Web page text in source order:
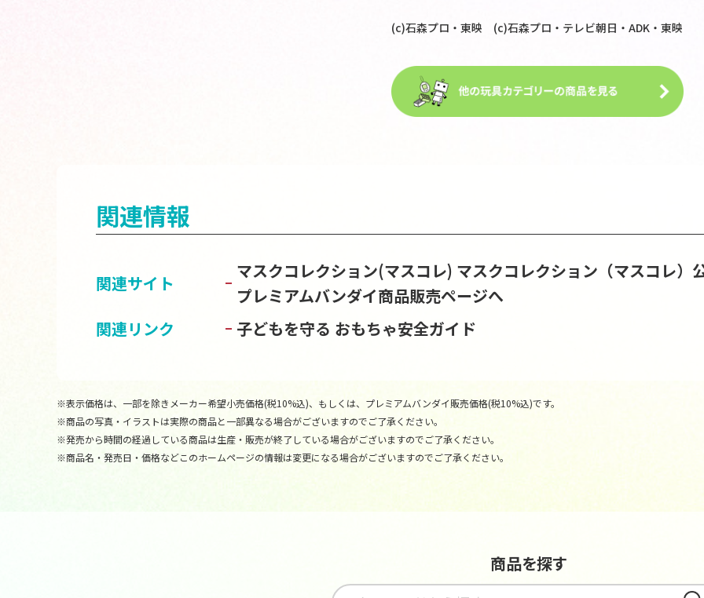
(c)石森プロ・東映 (c)石森プロ・テレビ朝日・ADK・東映
関連情報
関連サイト
マスクコレクション(マスコレ) マスクコレクション（マスコレ）
プレミアムバンダイ商品販売ページへ
関連リンク
子どもを守る おもちゃ安全ガイド
※表示価格は、一部を除きメーカー希望小売価格(税10%込)、もしくは、プレミアムバンダイ販売価格(税10%込)です。
※商品の写真・イラストは実際の商品と一部異なる場合がございますのでご了承ください。
※発売から時間の経過している商品は生産・販売が終了している場合がございますのでご了承ください。
※商品名・発売日・価格などこのホームページの情報は変更になる場合がございますのでご了承ください。
商品を探す